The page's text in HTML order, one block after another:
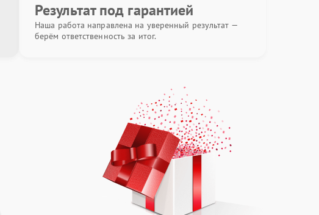
Результат под гарантией
Наша работа направлена на уверенный результат —
берём ответственность за итог.